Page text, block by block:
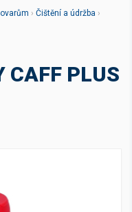
› Čištění a údržba ›
CAFF PLUS